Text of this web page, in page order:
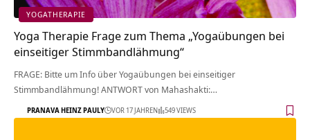
YOGATHERAPIE
Yoga Therapie Frage zum Thema „Yogaübungen bei
einseitiger Stimmbandlähmung“
FRAGE: Bitte um Info über Yogaübungen bei einseitiger
Stimmbandlähmung! ANTWORT von Mahashakti:…
PRANAVA HEINZ PAULY VOR 17 JAHREN 549 VIEWS